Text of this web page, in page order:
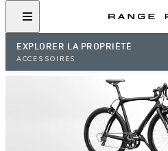
EXPLORER LA PROPRIÉTÉ
ACCESSOIRES